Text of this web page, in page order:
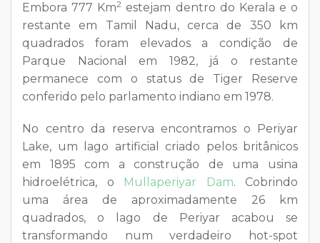
Embora 777 Km2 estejam dentro do Kerala e o
restante em Tamil Nadu, cerca de 350 km
quadrados foram elevados a condição de
Parque Nacional em 1982, já o restante
permanece com o status de Tiger Reserve
conferido pelo parlamento indiano em 1978.
No centro da reserva encontramos o Periyar
Lake, um lago artificial criado pelos britânicos
em 1895 com a construção de uma usina
hidroelétrica, o
Mullaperiyar Dam. Cobrindo
uma área de aproximadamente 26 km
quadrados, o lago de Periyar acabou se
transformando num verdadeiro hot-spot